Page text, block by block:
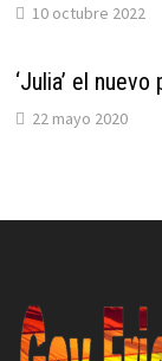
10 octubre 2022
‘Julia’ el
22 mayo 2020